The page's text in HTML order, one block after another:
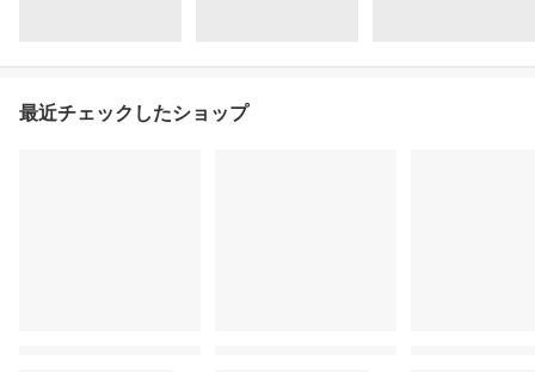
最近チェックしたショップ